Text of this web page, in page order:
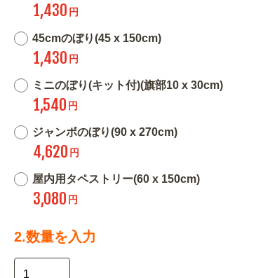
1,430 円
45cmのぼり(45 x 150cm)
1,430 円
ミニのぼり(キット付)(旗部10 x 30cm)
1,540 円
ジャンボのぼり(90 x 270cm)
4,620 円
屋内用タペストリー(60 x 150cm)
3,080 円
2.数量を入力